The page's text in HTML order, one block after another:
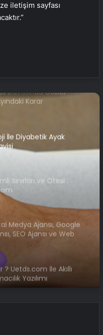
iletişim sayfası
Davasında Gözler
Karar
Çevrildi
İle Diyabetik Ayak
Sınırları ve Ötesi :
Medya Ajansı, Google
SEO Ajansı ve Web
? Uetds.com İle Akıllı
Yazılımı